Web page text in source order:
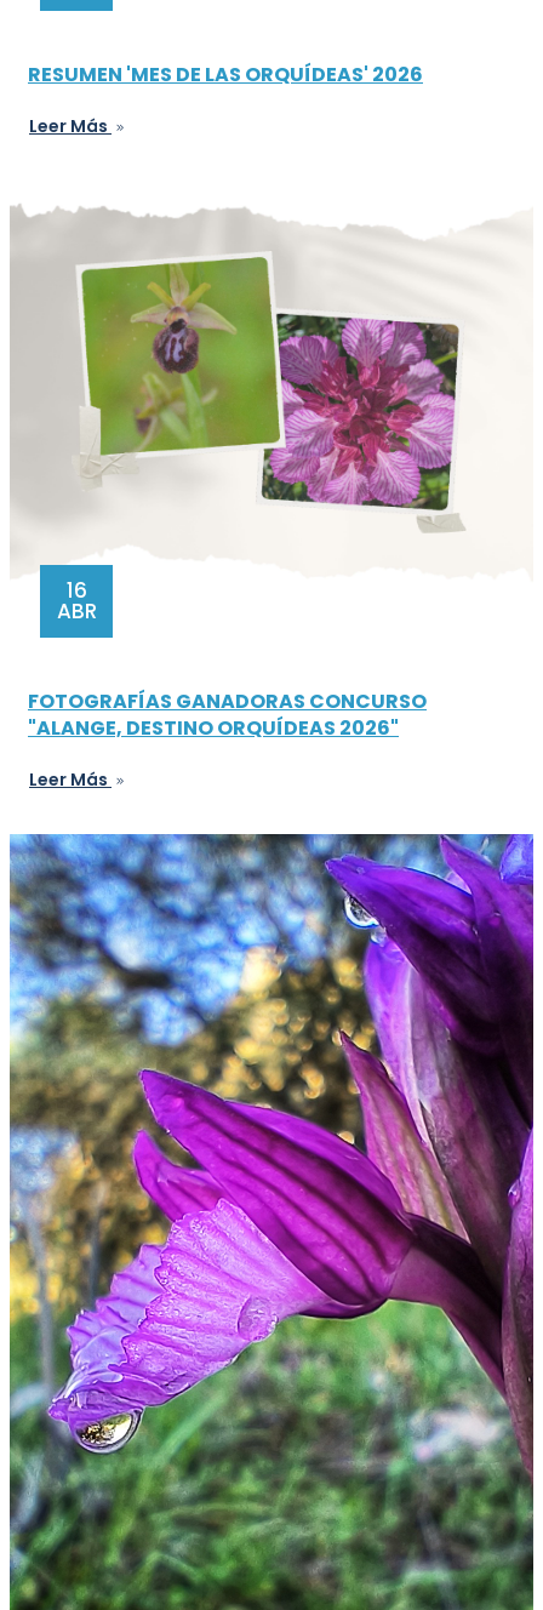
RESUMEN 'MES DE LAS ORQUÍDEAS' 2026
Leer Más
16
ABR
FOTOGRAFÍAS GANADORAS CONCURSO
"ALANGE, DESTINO ORQUÍDEAS 2026"
Leer Más